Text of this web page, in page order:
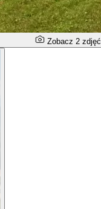
Zobacz 2 zdjęć